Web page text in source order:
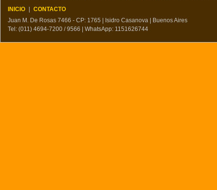
INICIO
CONTACTO
Juan M. De Rosas 7466 - CP: 1765 | Isidro Casanova | Buenos Aires
Tel: (011) 4694-7200 / 9566 | WhatsApp: 1151626744